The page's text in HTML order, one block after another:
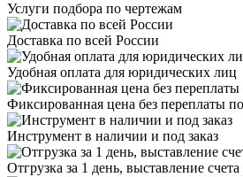
Услуги подбора по чертежам
Доставка по всей России
Удобная оплата для юридических лиц
Фиксированная цена без переплаты
Инструмент в наличии и под заказ
Отгрузка за 1 день, выставление счета